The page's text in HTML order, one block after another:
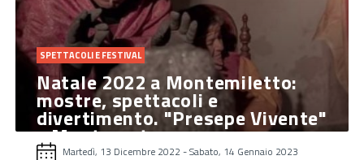
SPETTACOLI E FESTIVAL
Natale 2022 a Montemiletto:
mostre, spettacoli e
divertimento. "Presepe Vivente"
a Montaperto
Martedì, 13 Dicembre 2022 -Sabato, 14 Gennaio 2023